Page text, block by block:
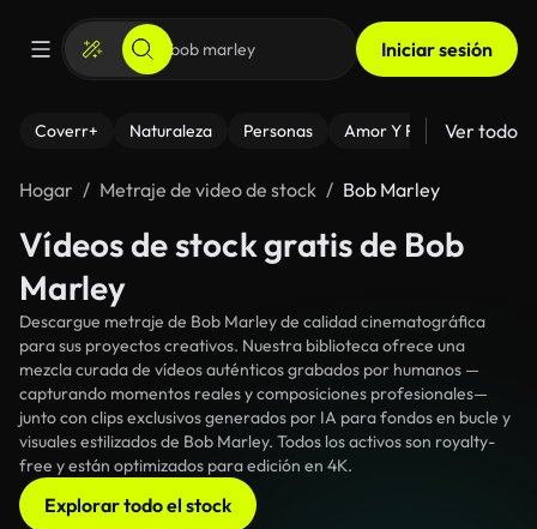
Iniciar sesión
Coverr+ Naturaleza Personas Amor Y Relaciones
Ver todo
Hogar Metraje de video de stock Bob Marley
Vídeos de stock gratis de Bob
Marley
Descargue metraje de Bob Marley de calidad cinematográfica
para sus proyectos creativos. Nuestra biblioteca ofrece una
mezcla curada de vídeos auténticos grabados por humanos —
capturando momentos reales y composiciones profesionales—
junto con clips exclusivos generados por IA para fondos en bucle y
visuales estilizados de Bob Marley. Todos los activos son royalty-
free y están optimizados para edición en 4K.
Explorar todo el stock